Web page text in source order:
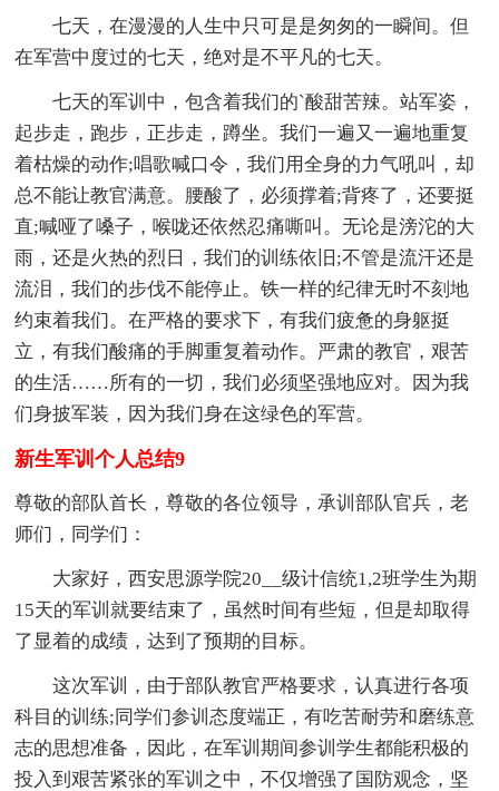
七天，在漫漫的人生中只可是是匆匆的一瞬间。但
在军营中度过的七天，绝对是不平凡的七天。
七天的军训中，包含着我们的`酸甜苦辣。站军姿，
起步走，跑步，正步走，蹲坐。我们一遍又一遍地重复
着枯燥的动作;唱歌喊口令，我们用全身的力气吼叫，却
总不能让教官满意。腰酸了，必须撑着;背疼了，还要挺
直;喊哑了嗓子，喉咙还依然忍痛嘶叫。无论是滂沱的大
雨，还是火热的烈日，我们的训练依旧;不管是流汗还是
流泪，我们的步伐不能停止。铁一样的纪律无时不刻地
约束着我们。在严格的要求下，有我们疲惫的身躯挺
立，有我们酸痛的手脚重复着动作。严肃的教官，艰苦
的生活……所有的一切，我们必须坚强地应对。因为我
们身披军装，因为我们身在这绿色的军营。
新生军训个人总结9
尊敬的部队首长，尊敬的各位领导，承训部队官兵，老
师们，同学们：
大家好，西安思源学院20__级计信统1,2班学生为期
15天的军训就要结束了，虽然时间有些短，但是却取得
了显着的成绩，达到了预期的目标。
这次军训，由于部队教官严格要求，认真进行各项
科目的训练;同学们参训态度端正，有吃苦耐劳和磨练意
志的思想准备，因此，在军训期间参训学生都能积极的
投入到艰苦紧张的军训之中，不仅增强了国防观念，坚